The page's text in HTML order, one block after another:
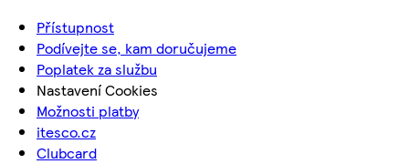
Přístupnost
Podívejte se, kam doručujeme
Poplatek za službu
Nastavení Cookies
Možnosti platby
itesco.cz
Clubcard